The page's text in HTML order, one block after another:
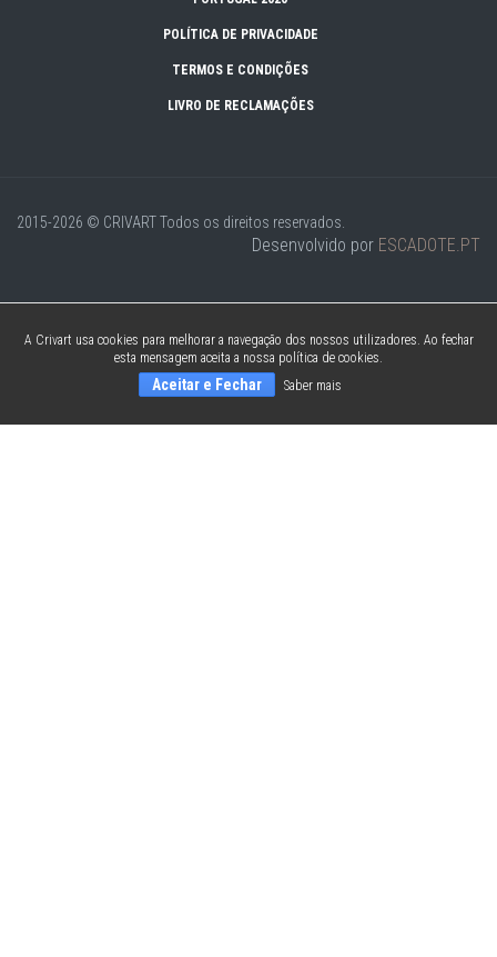
POLÍTICA DE PRIVACIDADE
TERMOS E CONDIÇÕES
LIVRO DE RECLAMAÇÕES
2015-2026 © CRIVARTTodos os direitos reservados.
Desenvolvido por ESCADOTE.PT
A Crivart usa cookies para melhorar a navegação dos nossos utilizadores. Ao fechar
esta mensagem aceita a nossa política de cookies.
Aceitar e Fechar Saber mais